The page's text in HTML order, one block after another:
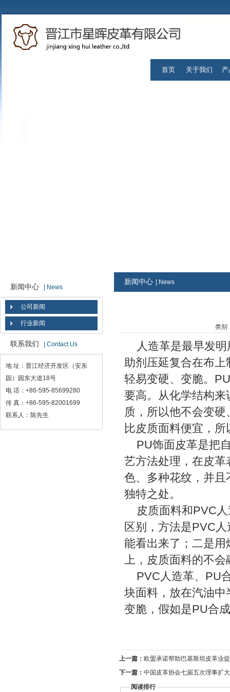
首页 关于我们
新闻中心 | News
公司新闻
行业新闻
联系我们 | Contact Us
地 址：晋江经济开发区（安东
园）园东大道18号
电 话：+86-595-85699280
传 真：+86-595-82001699
联系人：陈先生
新闻中心 | News
类别
人造革是最早发明
助剂压延复合在布
轻易变硬、变脆。
要高。从化学结构
质，所以他不会变
比皮质面料便宜，
PU饰面皮革是把
艺方法处理，在皮
色、多种花纹，并
独特之处。
皮质面料和PVC人
区别，方法是PVC
能看出来了；二是
上，皮质面料的不
PVC人造革、PU
块面料，放在汽油
变脆，假如是PU合
上一篇： 欧盟承诺帮助巴基斯坦皮革业
下一篇： 中国皮革协会七届五次理事扩
阅读排行